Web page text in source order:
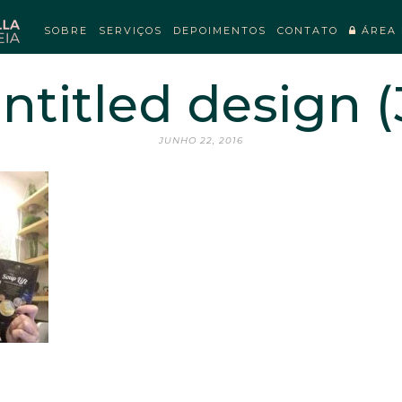
SOBRE SERVIÇOS DEPOIMENTOS CONTATO ÁREA
design
JUNHO 22, 2016